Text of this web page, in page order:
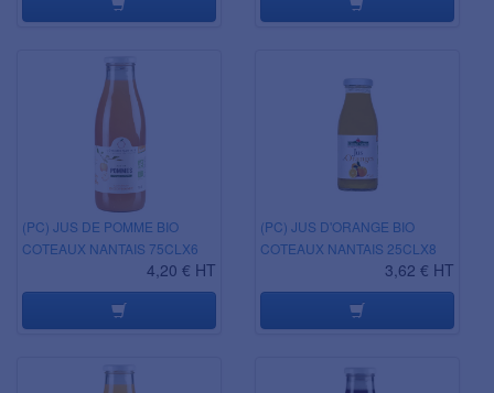
(PC) JUS DE POMME BIO
COTEAUX NANTAIS 75CLX6
4,20 € HT
(PC) JUS D'ORANGE BIO
COTEAUX NANTAIS 25CLX8
3,62 € HT